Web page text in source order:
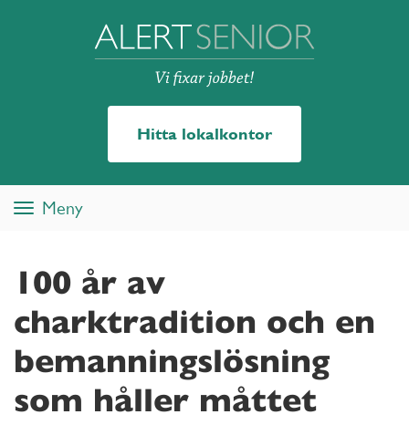
Hitta lokalkontor
ToggleMeny
100 år av
charktradition och en
bemanningslösning
som håller måttet